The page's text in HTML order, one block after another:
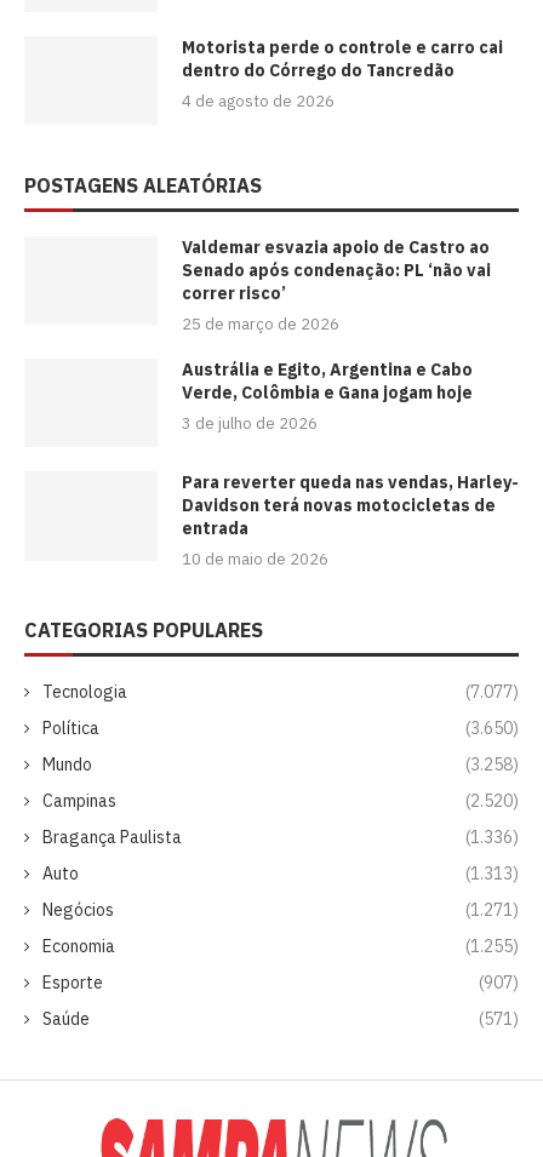
Motorista perde o controle e carro cai
dentro do Córrego do Tancredão
4 de agosto de 2026
POSTAGENS ALEATÓRIAS
Valdemar esvazia apoio de Castro ao
Senado após condenação: PL ‘não vai
correr risco’
25 de março de 2026
Austrália e Egito, Argentina e Cabo
Verde, Colômbia e Gana jogam hoje
3 de julho de 2026
Para reverter queda nas vendas, Harley-
Davidson terá novas motocicletas de
entrada
10 de maio de 2026
CATEGORIAS POPULARES
Tecnologia
(7.077)
Política
(3.650)
Mundo
(3.258)
Campinas
(2.520)
Bragança Paulista
(1.336)
Auto
(1.313)
Negócios
(1.271)
Economia
(1.255)
Esporte
(907)
Saúde
(571)